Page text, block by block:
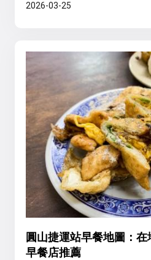
2026-03-25
圓山捷運站早餐地圖：
早餐店推薦